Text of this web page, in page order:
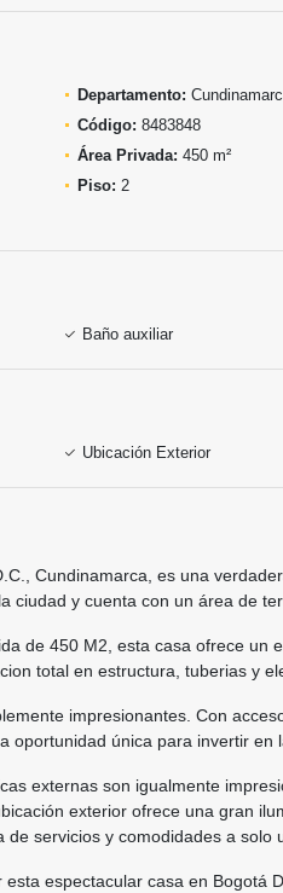
Departamento:
Código: 8483848
Área Privada: 450 m²
Piso: 2
Baño auxiliar
Ubicación Exterior
Cundinamarca, es una
ciudad y cuenta con un área de
de 450 M2, esta casa ofrece un
total en estructura, tuberias y
impresionantes. Con
oportunidad única para invertir en
externas son igualmente
exterior ofrece una gran
servicios y comodidades a solo
espectacular casa en